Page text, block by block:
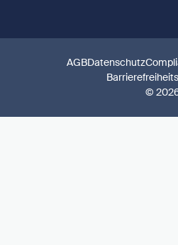
©
AGBDatenschutz